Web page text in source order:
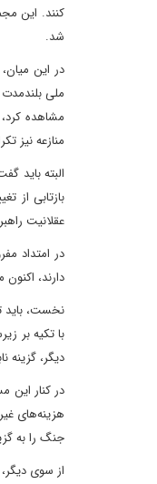
کنند. این
شد.
در این
ملی
مشاهده
منازعه نیز
البته باید
بازتابی از
عقلانیت
در امتداد
دارند،
نخست، باید
با تکیه بر
دیگر، گزینه
در کنار این
هزینه‌های
جنگ را به
از سوی